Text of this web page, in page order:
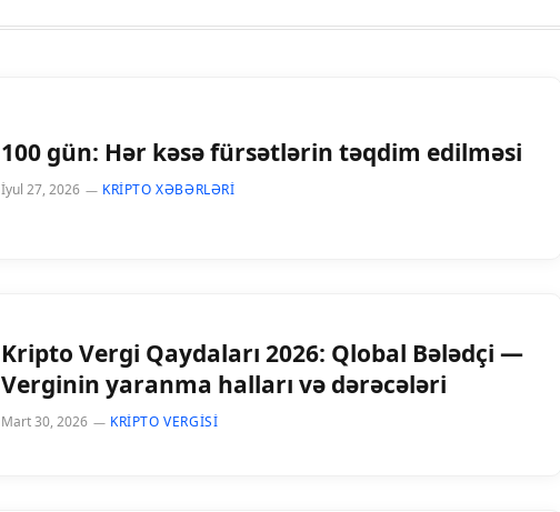
100 gün: Hər kəsə fürsətlərin təqdim edilməsi
İyul 27, 2026 KRIPTO XƏBƏRLƏRI
Kripto Vergi Qaydaları 2026: Qlobal Bələdçi —
Verginin yaranma halları və dərəcələri
Mart 30, 2026 KRIPTO VERGISI